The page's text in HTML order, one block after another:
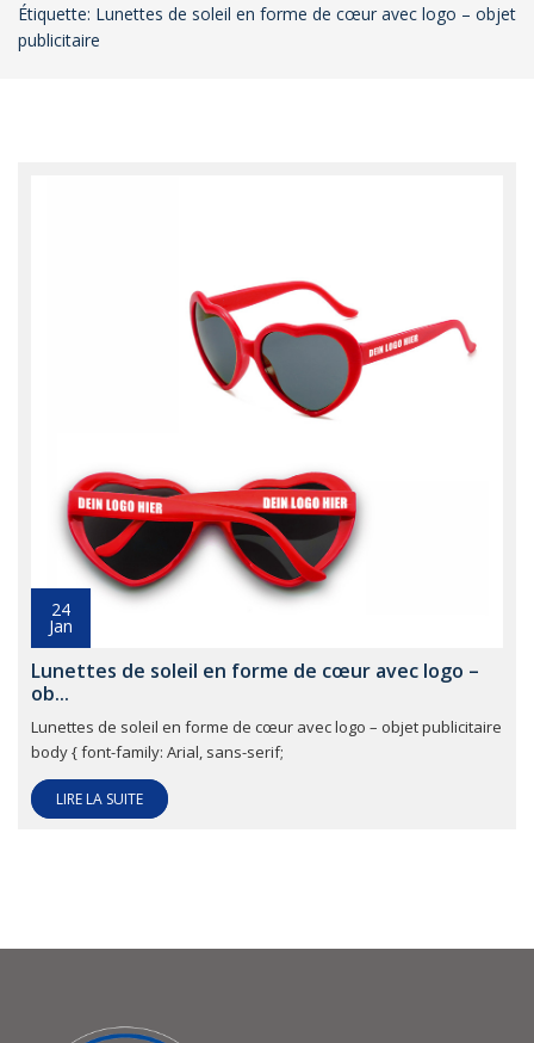
Étiquette: Lunettes de soleil en forme de cœur avec logo – objet
publicitaire
24
Jan
Lunettes de soleil en forme de cœur avec logo –
ob...
Lunettes de soleil en forme de cœur avec logo – objet publicitaire
body { font-family: Arial, sans-serif;
LIRE LA SUITE